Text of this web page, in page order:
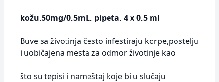
kožu,50mg/0,5mL, pipeta, 4 x 0,5 ml
Buve sa životinja često infestiraju korpe,postelju
i uobičajena mesta za odmor životinje kao
što su tepisi i nameštaj koje bi u slučaju